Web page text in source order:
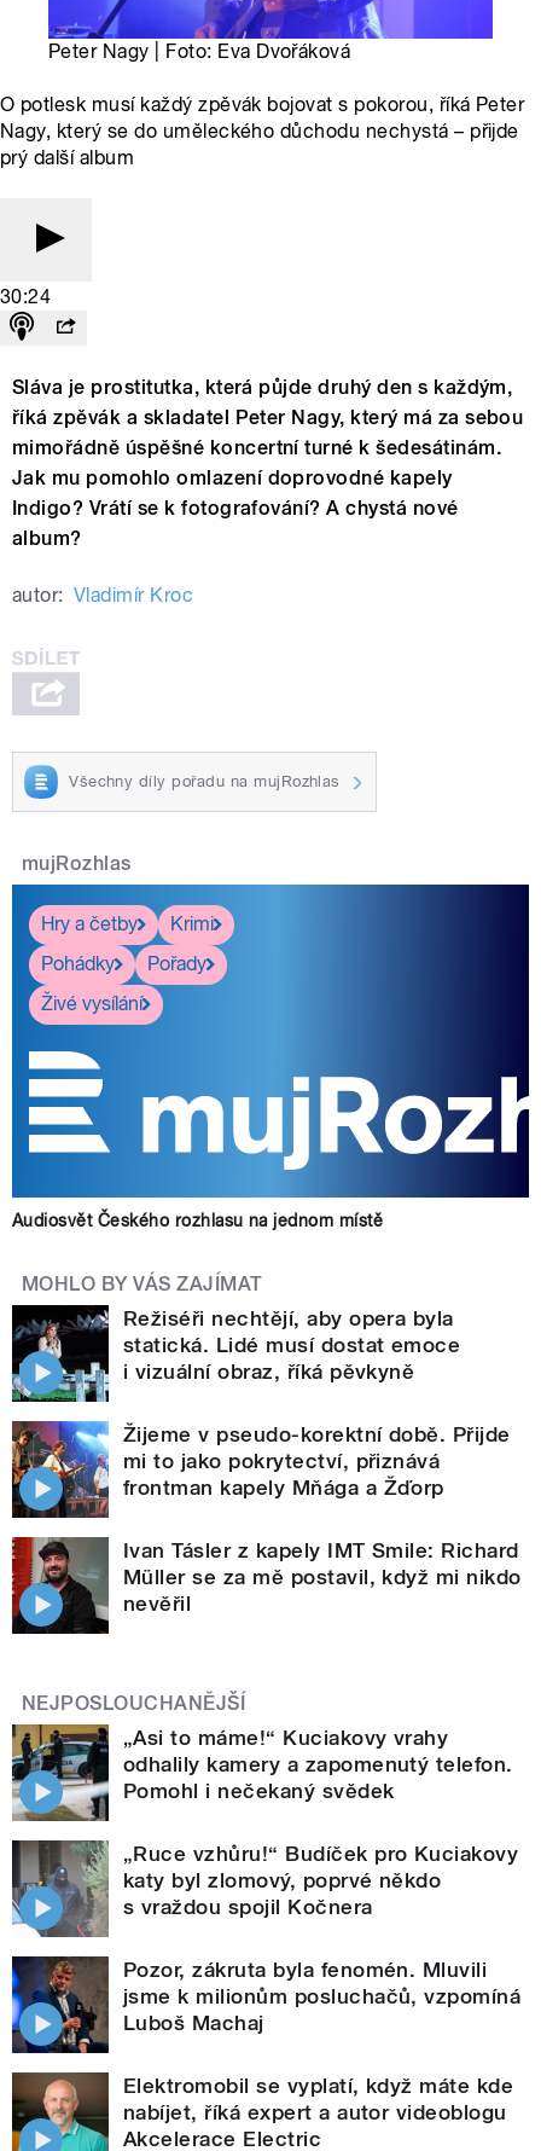
Peter Nagy | Foto: Eva Dvořáková
O potlesk musí každý zpěvák bojovat s pokorou, říká Peter
Nagy, který se do uměleckého důchodu nechystá – přijde
prý další album
30:24
Sláva je prostitutka, která půjde druhý den s každým,
říká zpěvák a skladatel Peter Nagy, který má za sebou
mimořádně úspěšné koncertní turné k šedesátinám.
Jak mu pomohlo omlazení doprovodné kapely
Indigo? Vrátí se k fotografování? A chystá nové
album?
autor: Vladimír Kroc
Všechny díly pořadu na mujRozhlas
mujRozhlas
Hry a četby
Krimi
Pohádky
Pořady
Živé vysílání
Audiosvět Českého rozhlasu na jednom místě
MOHLO BY VÁS ZAJÍMAT
Režiséři nechtějí, aby opera byla
statická. Lidé musí dostat emoce
i vizuální obraz, říká pěvkyně
Žijeme v pseudo-korektní době. Přijde
mi to jako pokrytectví, přiznává
frontman kapely Mňága a Žďorp
Ivan Tásler z kapely IMT Smile: Richard
Müller se za mě postavil, když mi nikdo
nevěřil
NEJPOSLOUCHANĚJŠÍ
„Asi to máme!“ Kuciakovy vrahy
odhalily kamery a zapomenutý telefon.
Pomohl i nečekaný svědek
„Ruce vzhůru!“ Budíček pro Kuciakovy
katy byl zlomový, poprvé někdo
s vraždou spojil Kočnera
Pozor, zákruta byla fenomén. Mluvili
jsme k milionům posluchačů, vzpomíná
Luboš Machaj
Elektromobil se vyplatí, když máte kde
nabíjet, říká expert a autor videoblogu
Akcelerace Electric